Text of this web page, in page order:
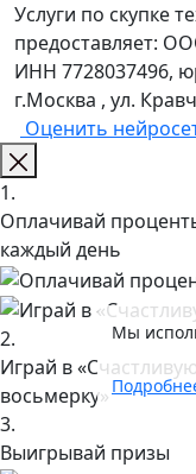
Услуги по скупке
предоставляет:
ИНН 7728037496,
г.Москва , ул.
Оценить
Мы
1.
Оплачивай
каждый день
2.
Играй в «Счастливую
восьмерку»
3.
Выигрывай призы